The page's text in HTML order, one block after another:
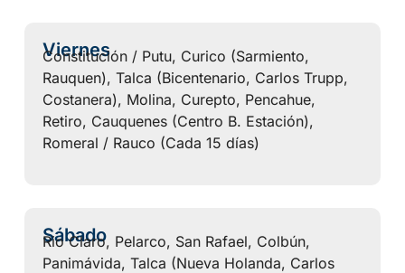
Viernes
Constitución / Putu, Curico (Sarmiento,
Rauquen), Talca (Bicentenario, Carlos Trupp,
Costanera), Molina, Curepto, Pencahue,
Retiro, Cauquenes (Centro B. Estación),
Romeral / Rauco (Cada 15 días)
Sábado
Rio Claro, Pelarco, San Rafael, Colbún,
Panimávida, Talca (Nueva Holanda, Carlos